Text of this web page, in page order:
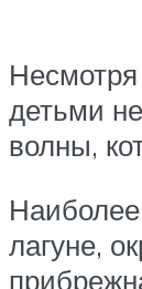
детьми
волны,
лагуне,